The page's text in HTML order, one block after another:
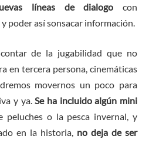
líneas de dialogo con
poder así sonsacar información.
de la jugabilidad que no
en tercera persona, cinemáticas
movernos un poco para
y ya.Se ha incluido algún mini
peluches o la pesca invernal, y
en la historia, no deja de ser